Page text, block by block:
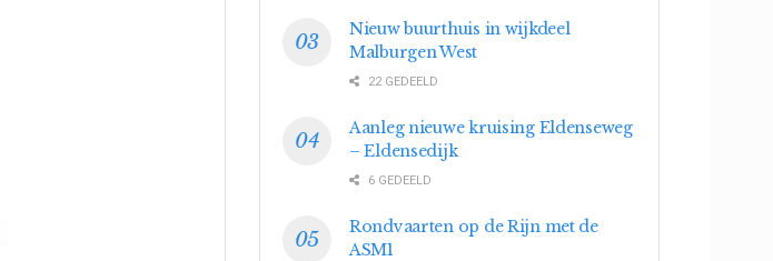
Nieuw buurthuis in wijkdeel
Malburgen West
22 GEDEELD
Aanleg nieuwe kruising Eldenseweg
– Eldensedijk
6 GEDEELD
Rondvaarten op de Rijn met de
ASM1